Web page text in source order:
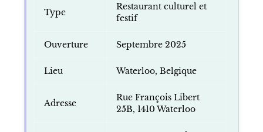
Type
Restaurant culturel et
festif
Ouverture Septembre 2025
Lieu Waterloo, Belgique
Adresse
Rue François Libert
25B, 1410 Waterloo